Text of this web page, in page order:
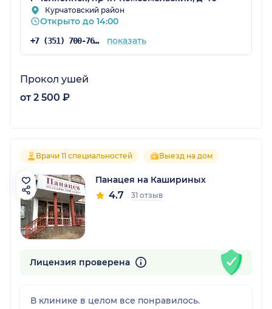
Курчатовский район
Открыто до 14:00
+7 (351) 700-76-06 показать
Прокол ушей
от 2 500 ₽
Врачи 11 специальностей Выезд на дом
Панацея на Кашириных
4.7 31 отзыв
Лицензия проверена
В клинике в целом все понравилось.